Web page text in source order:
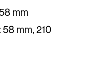
mm
mm, 210